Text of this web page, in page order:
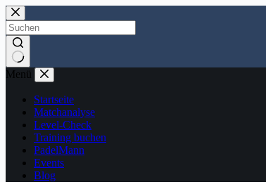
Zum
Inhalt
springen
Keine
Ergebnisse
Menü
Startseite
Matchanalyse
Level-Check
Training buchen
PadelMann
Events
Blog